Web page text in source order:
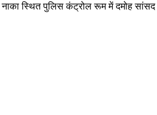
स्थित पुलिस कंट्रोल रूम में दमोह सांसद